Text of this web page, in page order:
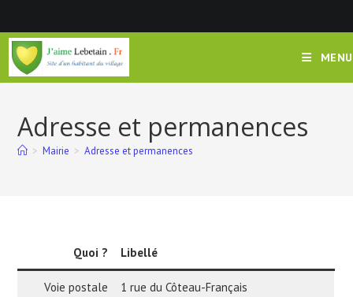
content
MENU
Adresse et permanences
> Mairie > Adresse et permanences
Quoi ? Libellé
Voie postale 1 rue du Côteau-Français